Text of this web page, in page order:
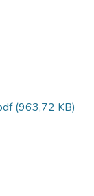
(963,72 KB)